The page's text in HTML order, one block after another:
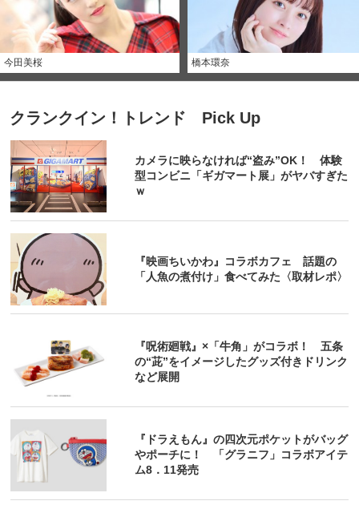
今田美桜 橋本環奈
クランクイン！トレンド Pick Up
カメラに映らなければ“盗み”OK！ 体験
型コンビニ「ギガマート展」がヤバすぎた
ｗ
『映画ちいかわ』コラボカフェ 話題の
「人魚の煮付け」食べてみた〈取材レポ〉
『呪術廻戦』×「牛角」がコラボ！ 五条
の“茈”をイメージしたグッズ付きドリンク
など展開
『ドラえもん』の四次元ポケットがバッグ
やポーチに！ 「グラニフ」コラボアイテ
ム8．11発売